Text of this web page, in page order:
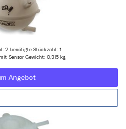
2 benötigte Stückzahl: 1
Sensor Gewicht: 0,315 kg
Angebot